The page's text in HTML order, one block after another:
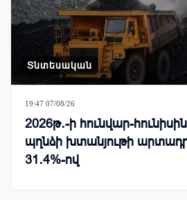
Տնտեսական
19:47 07/08/26
2026թ․-ի հունվար-
պղնձի խտանյութի
31․4%-ով